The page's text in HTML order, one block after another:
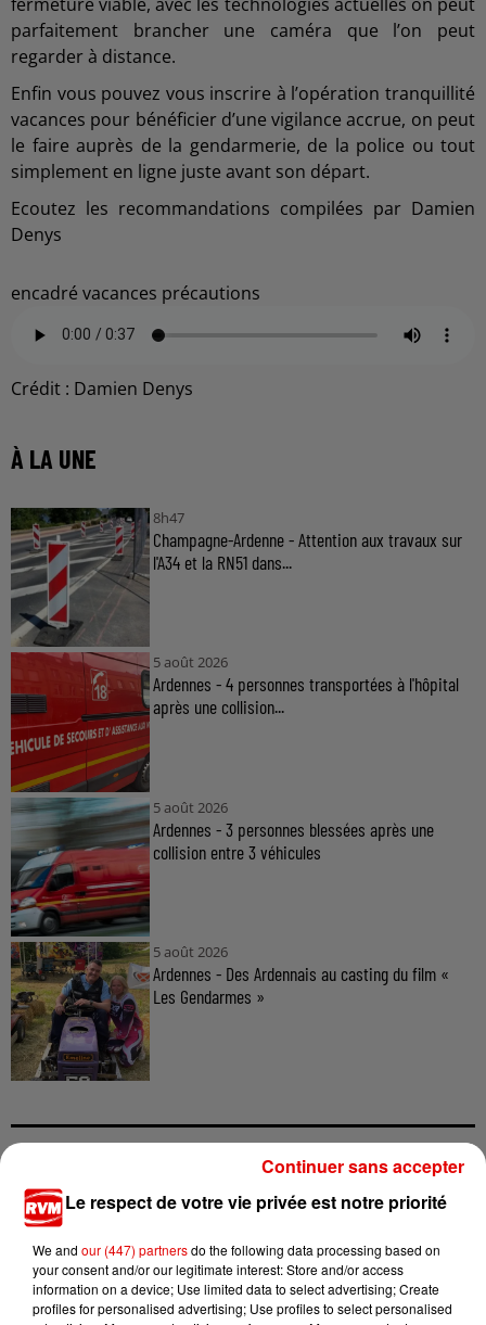
parfaitement brancher une caméra que l’on peut
regarder à distance.
Enfin vous pouvez vous inscrire à l’opération tranquillité
vacances pour bénéficier d’une vigilance accrue, on peut
le faire auprès de la gendarmerie, de la police ou tout
simplement en ligne juste avant son départ.
Ecoutez les recommandations compilées par Damien
Denys
encadré vacances précautions
Crédit : Damien Denys
À LA UNE
8h47
Champagne-Ardenne - Attention aux travaux sur
l'A34 et la RN51 dans...
5 août 2026
Ardennes - 4 personnes transportées à l'hôpital
après une collision...
5 août 2026
Ardennes - 3 personnes blessées après une
collision entre 3 véhicules
5 août 2026
Ardennes - Des Ardennais au casting du film «
Les Gendarmes »
TITRES DIFFUSÉS
17h14
17h14 17h10
17h10 17h07
17h07
Le respect de votre vie privée est notre priorité
We and our (447) partnersdo the following data processing based on
your consent and/or our legitimate interest: Store and/or access
information on a device; Use limited data to select advertising; Create
profiles for personalised advertising; Use profiles to select personalised
Continuer sans accepter